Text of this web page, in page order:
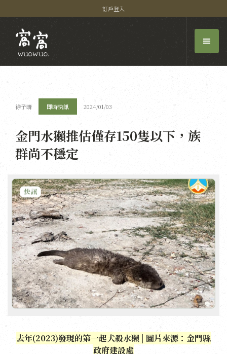
訂戶登入
徐子晴 即時快訊 2024/01/03
金門水獺推估僅存150隻以下，族
群尚不穩定
去年(2023)發現的第一起犬殺水獺 | 圖片來源：金門縣
政府建設處